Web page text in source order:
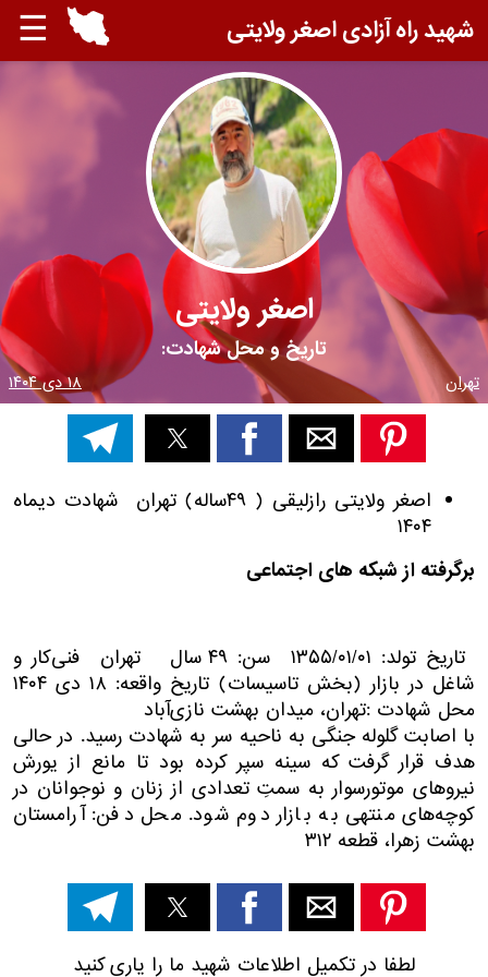
☰ شهید راه آزادی اصغر ولایتی
اصغر ولایتی
تاریخ و محل شهادت:
تهران ۱۸ دی ۱۴۰۴
اصغر ولایتی رازلیقی ( ۴۹ساله) تهران شهادت دیماه
۱۴۰۴
برگرفته از شبکه های اجتماعی
تاریخ تولد: ۱۳۵۵/۰۱/۰۱
سن: ۴۹ سال تهران فنی‌کار و
شاغل در بازار (بخش تاسیسات) تاریخ واقعه: ۱۸ دی ۱۴۰۴
محل شهادت :تهران، میدان بهشت نازی‌آباد
با اصابت گلوله جنگی به ناحیه سر به شهادت رسید. در حالی
هدف قرار گرفت که سینه سپر کرده بود تا مانع از یورش
نیروهای موتورسوار به سمتِ تعدادی از زنان و نوجوانان در
کوچه‌های منتهی به بازار دوم شود. محل دفن: آرامستان
بهشت زهرا، قطعه ۳۱۲
لطفا در تکمیل اطلاعات شهید ما را یاری کنید